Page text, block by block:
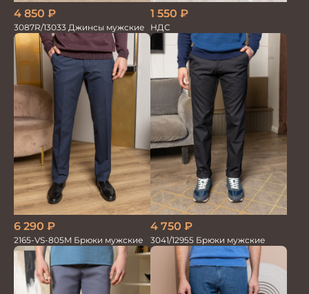
4 850 ₽
3087R/13033 Джинсы мужские
1 550 ₽
НДС
6 290 ₽
2165-VS-805M Брюки мужские
4 750 ₽
3041/12955 Брюки мужские